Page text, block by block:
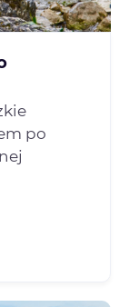
po